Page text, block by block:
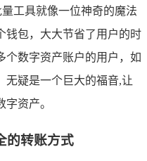
工具就像一位神奇的魔法
钱包，大大节省了用户的时
个数字资产账户的用户，如
无疑是一个巨大的福音,让
资产。
的转账方式